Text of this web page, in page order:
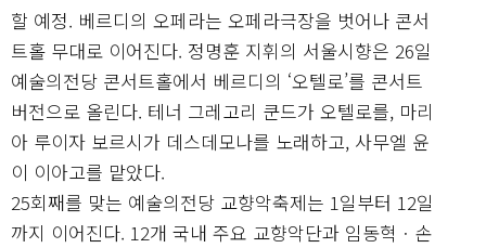
할 예정. 베르디의 오페라는 오페라극장을 벗어나 콘서
트홀 무대로 이어진다. 정명훈 지휘의 서울시향은 26일
예술의전당 콘서트홀에서 베르디의 ‘오텔로’를 콘서트
버전으로 올린다. 테너 그레고리 쿤드가 오텔로를, 마리
아 루이자 보르시가 데스데모나를 노래하고, 사무엘 윤
이 이아고를 맡았다.
25회째를 맞는 예술의전당 교향악축제는 1일부터 12일
까지 이어진다. 12개 국내 주요 교향악단과 임동혁ㆍ손